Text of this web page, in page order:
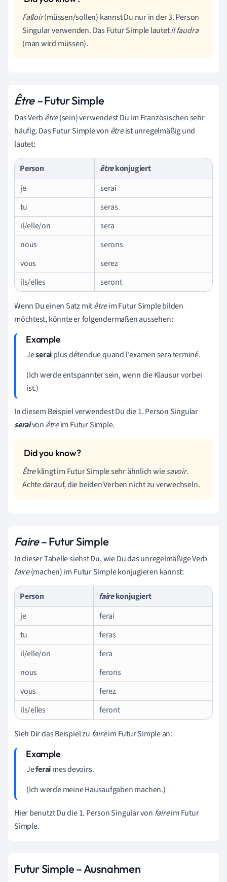
Falloir(müssen/sollen) kannst Du nur in der 3. Person
Singular verwenden. Das Futur Simple lautetil faudra
(man wird müssen).
Être–Futur Simple
Das Verb être(sein) verwendest Du im Französischen sehr
häufig. Das Futur Simple von êtreist unregelmäßig und
lautet:
Person êtrekonjugiert
je
serai
tu
seras
il/elle/on
sera
nous
serons
vous
serez
ils/elles
seront
Wenn Du einen Satz mitêtreim Futur Simple bilden
möchtest, könnte er folgendermaßen aussehen:
Jeseraiplus détendue quand l'examen sera terminé.
(Ich werde entspannter sein, wenn die Klausur vorbei
ist.)
In diesem Beispiel verwendest Du die 1. Person Singular
seraivon êtreim Futur Simple.
Êtreklingt im Futur Simple sehr ähnlich wiesavoir.
Achte darauf, die beiden Verben nicht zu verwechseln.
Faire– Futur Simple
In dieser Tabelle siehst Du, wie Du das unregelmäßige Verb
faire(machen) im Futur Simple konjugieren kannst:
Person fairekonjugiert
je
ferai
tu
feras
il/elle/on
fera
nous
ferons
vous
ferez
ils/elles
feront
Sieh Dir das Beispiel zu faireim Futur Simple an:
Jeferaimes devoirs.
(Ich werde meine Hausaufgaben machen.)
Hier benutzt Du die 1. Person Singular von faireim Futur
Simple.
Futur Simple – Ausnahmen